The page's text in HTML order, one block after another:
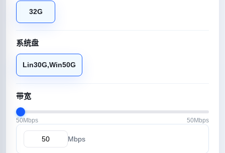
32G
系统盘
Lin30G,Win50G
带宽
50Mbps 50Mbps
Mbps